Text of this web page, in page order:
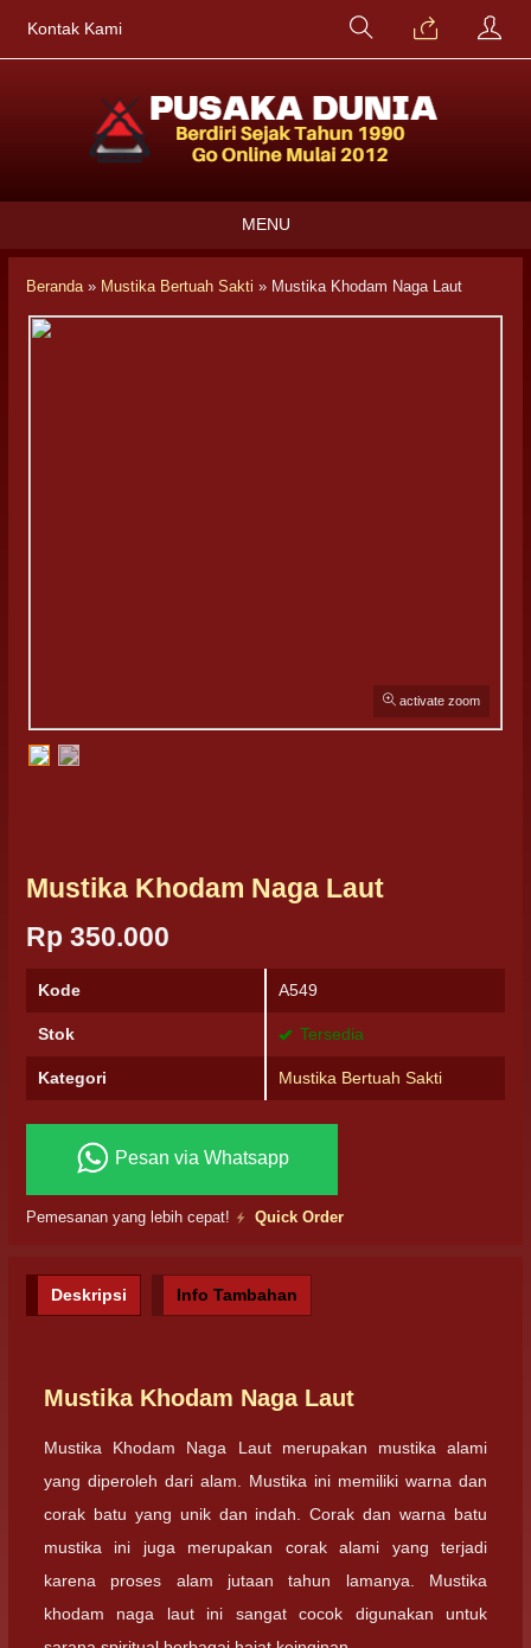
Kontak Kami
MENU
Beranda» Mustika Bertuah Sakti » Mustika Khodam Naga Laut
activate zoom
Mustika Khodam Naga Laut
Rp 350.000
Kode A549
Stok Tersedia
Kategori Mustika Bertuah Sakti
Pesan via Whatsapp
Pemesanan yang lebih cepat! Quick Order
Deskripsi Info Tambahan
Mustika Khodam Naga Laut
Mustika Khodam Naga Laut merupakan mustika alami
yang diperoleh dari alam. Mustika ini memiliki warna dan
corak batu yang unik dan indah. Corak dan warna batu
mustika ini juga merupakan corak alami yang terjadi
karena proses alam jutaan tahun lamanya. Mustika
khodam naga laut ini sangat cocok digunakan untuk